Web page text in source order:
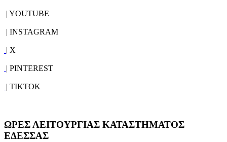
| YOUTUBE
| INSTAGRAM
| X
| PINTEREST
| TIKTOK
ΩΡΕΣ ΛΕΙΤΟΥΡΓΙΑΣ ΚΑΤΑΣΤΗΜΑΤΟΣ
ΕΔΕΣΣΑΣ